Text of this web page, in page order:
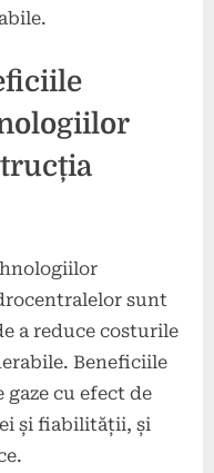
sunt
a reduce costurile
Beneficiile
cu efect de
și fiabilității, și